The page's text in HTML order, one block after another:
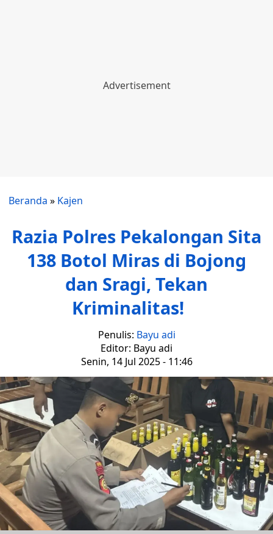
Beranda » Kajen
Razia Polres Pekalongan Sita
138 Botol Miras di Bojong
dan Sragi, Tekan
Kriminalitas!
Penulis: Bayu adi
Editor: Bayu adi
Senin, 14 Jul 2025 - 11:46